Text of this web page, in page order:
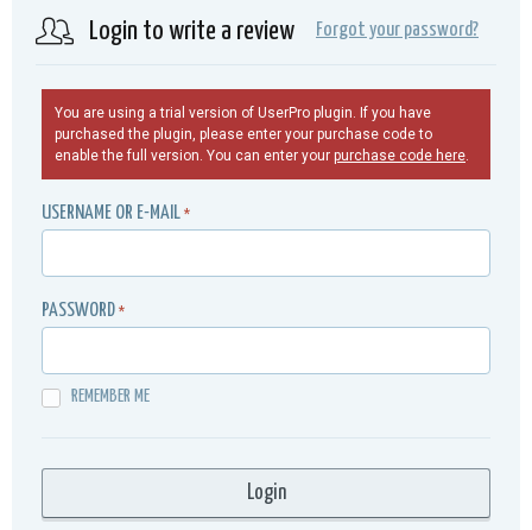
Login to write a review Forgot your password?
You are using a trial version of UserPro plugin. If you have
purchased the plugin, please enter your purchase code to
enable the full version. You can enter your purchase code here.
USERNAME OR E-MAIL *
PASSWORD *
REMEMBER ME